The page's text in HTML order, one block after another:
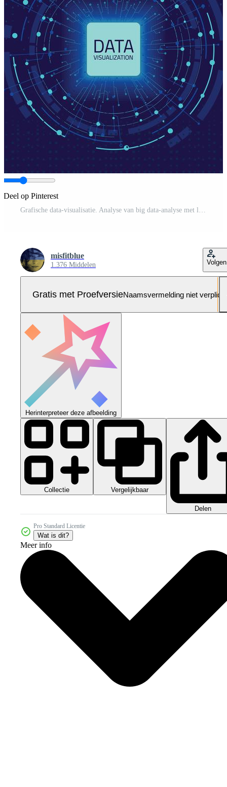
Deel op Pinterest
Grafische data-visualisatie. Analyse van big data-analyse met lijnen, stippen en pijlelementen Pro-Vector en Pro-SVG
misfitblue
1.376 Middelen Volgen
Gratis met ProefversieNaamsvermelding niet verplicht
Herinterpreteer deze afbeelding
Collectie Vergelijkbaar
Delen
Pro Standard Licentie
Wat is dit?
Meer info